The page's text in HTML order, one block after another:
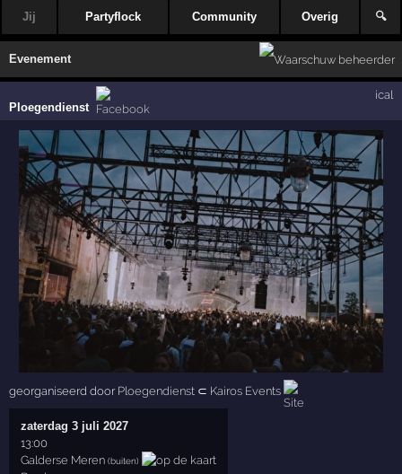
Jij Partyflock Community Overig 🔍
Evenement
Ploegendienst
ical
georganiseerd door Ploegendienst ⊂ Kairos Events
zaterdag 3 juli 2027
13:00
Galderse Meren (buiten)